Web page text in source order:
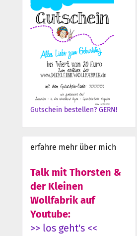
Gutschein bestellen? GERN!
erfahre mehr über mich
Talk mit Thorsten &
der Kleinen
Wollfabrik auf
Youtube:
>> los geht's <<